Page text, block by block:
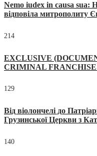
Nemo iudex in causa sua:
відповіла митрополиту
214
EXCLUSIVE
CRIMINAL
129
Від віолончелі до
Грузинської Церкви з
140